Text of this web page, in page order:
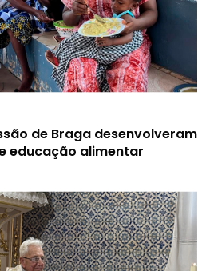
de Braga desenvolveram
educação alimentar